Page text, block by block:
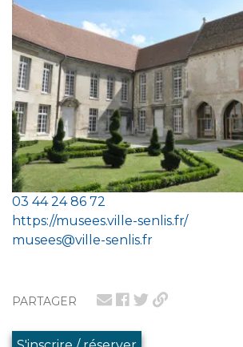
PARTAGER
03 44 24 86 72
https://musees.ville-senlis.fr/
musees@ville-senlis.fr